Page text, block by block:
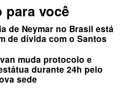
para você
de Neymar no Brasil está
de dívida com o Santos
muda protocolo e
durante 24h pelo
sede